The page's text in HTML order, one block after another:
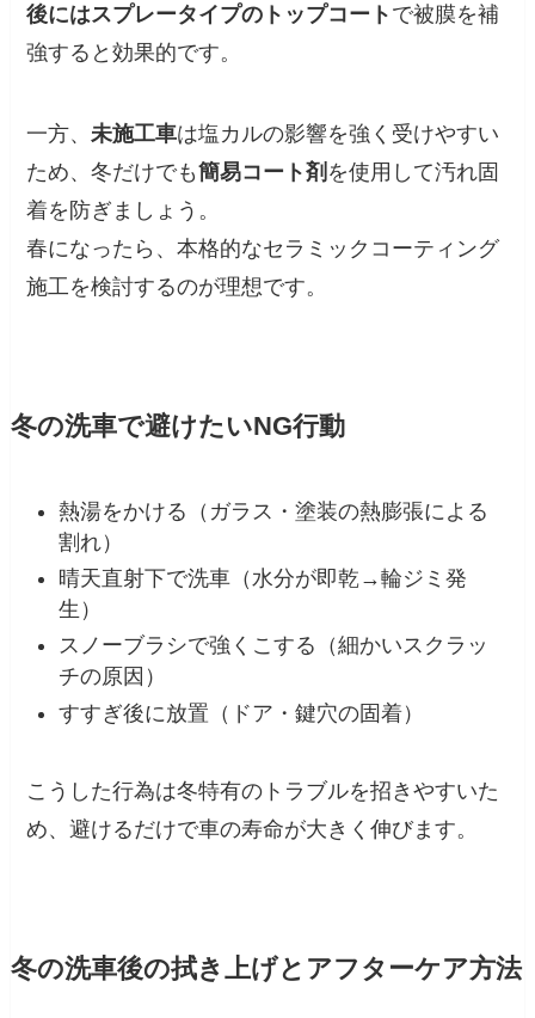
後にはスプレータイプのトップコート で被膜を補
強すると効果的です。
一方、 未施工車は塩カルの影響を強く受けやすい
ため、冬だけでも簡易コート剤 を使用して汚れ固
着を防ぎましょう。
春になったら、本格的なセラミックコーティング
施工を検討するのが理想です。
冬の洗車で避けたいNG行動
熱湯をかける（ガラス・塗装の熱膨張による
割れ）
晴天直射下で洗車（水分が即乾→輪ジミ発
生）
スノーブラシで強くこする（細かいスクラッ
チの原因）
すすぎ後に放置（ドア・鍵穴の固着）
こうした行為は冬特有のトラブルを招きやすいた
め、避けるだけで車の寿命が大きく伸びます。
冬の洗車後の拭き上げとアフターケア方法